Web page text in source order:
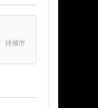
綾瀬市